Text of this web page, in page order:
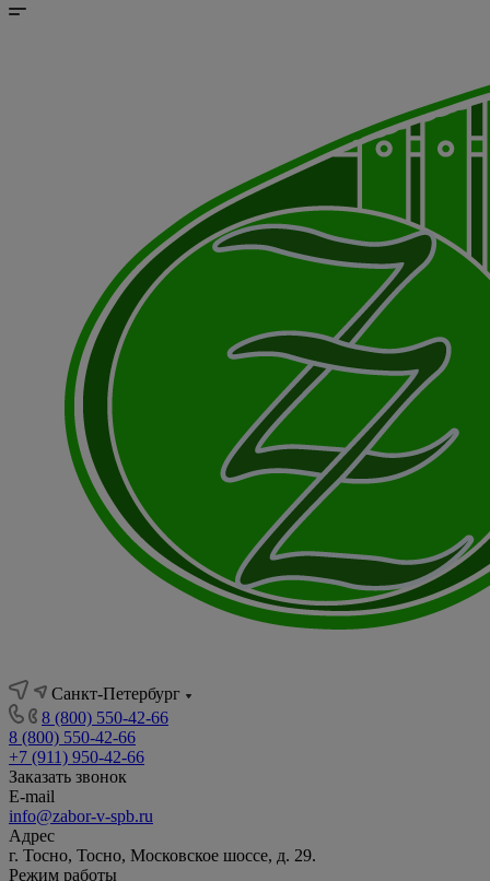
Санкт-Петербург
8 (800) 550-42-66
8 (800) 550-42-66
+7 (911) 950-42-66
Заказать звонок
E-mail
info@zabor-v-spb.ru
Адрес
г. Тосно, Тосно, Московское шоссе, д. 29.
Режим работы